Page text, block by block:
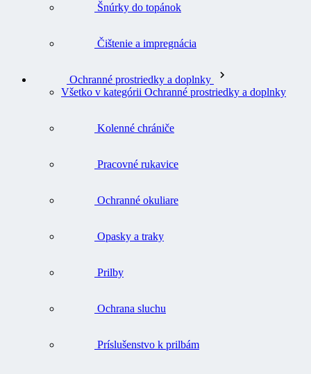
Šnúrky do topánok
Čištenie a impregnácia
Ochranné prostriedky a doplnky
Všetko v kategórii Ochranné prostriedky a doplnky
Kolenné chrániče
Pracovné rukavice
Ochranné okuliare
Opasky a traky
Prilby
Ochrana sluchu
Príslušenstvo k prilbám